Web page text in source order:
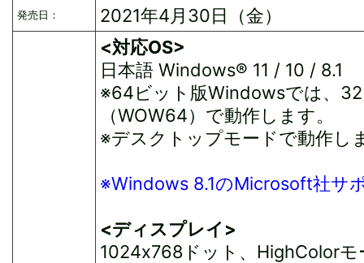
発売日： 2021年4月30日（金）
<対応OS>
日本語 Windows® 11 / 10 / 8.1
※64ビット版Windowsでは、
（WOW64）で動作します。
※デスクトップモードで動作し
※Windows 8.1のMicrosoft社サ
<ディスプレイ>
1024x768ドット、HighColor